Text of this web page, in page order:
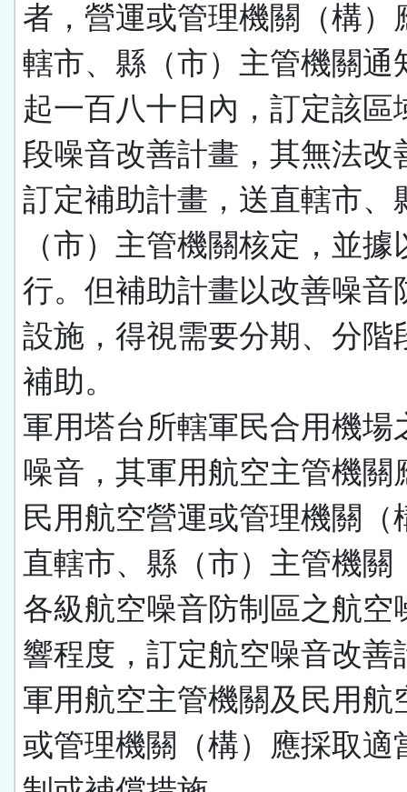
者，營運或管理機關（構）
轄市、縣（市）主管機關通
起一百八十日內，訂定該區
段噪音改善計畫，其無法改
訂定補助計畫，送直轄市、
（市）主管機關核定，並據
行。但補助計畫以改善噪音
設施，得視需要分期、分階
補助。
軍用塔台所轄軍民合用機場
噪音，其軍用航空主管機關
民用航空營運或管理機關（
直轄市、縣（市）主管機關
各級航空噪音防制區之航空
響程度，訂定航空噪音改善
軍用航空主管機關及民用航
或管理機關（構）應採取適